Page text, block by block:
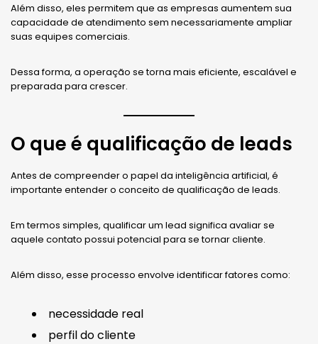
Além disso, eles permitem que as empresas aumentem sua
capacidade de atendimento sem necessariamente ampliar
suas equipes comerciais.
Dessa forma, a operação se torna mais eficiente, escalável e
preparada para crescer.
O que é qualificação de leads
Antes de compreender o papel da inteligência artificial, é
importante entender o conceito de qualificação de leads.
Em termos simples, qualificar um lead significa avaliar se
aquele contato possui potencial para se tornar cliente.
Além disso, esse processo envolve identificar fatores como:
necessidade real
perfil do cliente